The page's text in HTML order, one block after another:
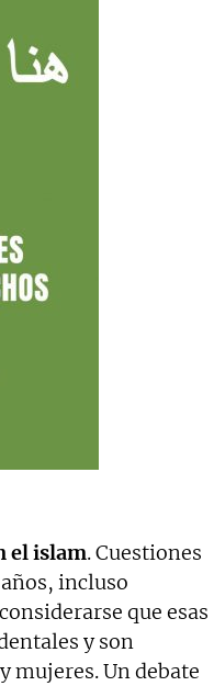
el islam. Cuestiones
incluso
que esas
y son
mujeres. Un debate